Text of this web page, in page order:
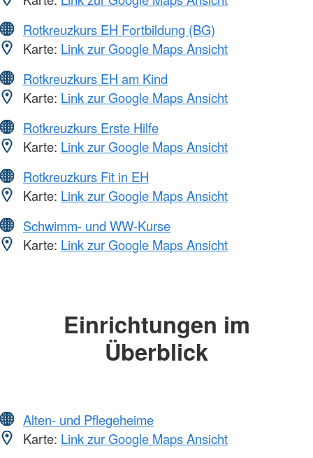
Rotkreuzkurs EH Fortbildung (BG)
Karte: Link zur Google Maps Ansicht
Rotkreuzkurs EH am Kind
Karte: Link zur Google Maps Ansicht
Rotkreuzkurs Erste Hilfe
Karte: Link zur Google Maps Ansicht
Rotkreuzkurs Fit in EH
Karte: Link zur Google Maps Ansicht
Schwimm- und WW-Kurse
Karte: Link zur Google Maps Ansicht
Einrichtungen im
Überblick
Alten- und Pflegeheime
Karte: Link zur Google Maps Ansicht